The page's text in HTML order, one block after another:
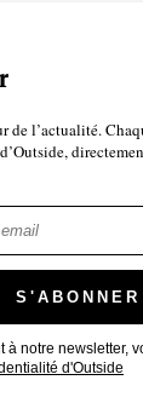
de l’actualité.
à notre newsletter,
d'Outside